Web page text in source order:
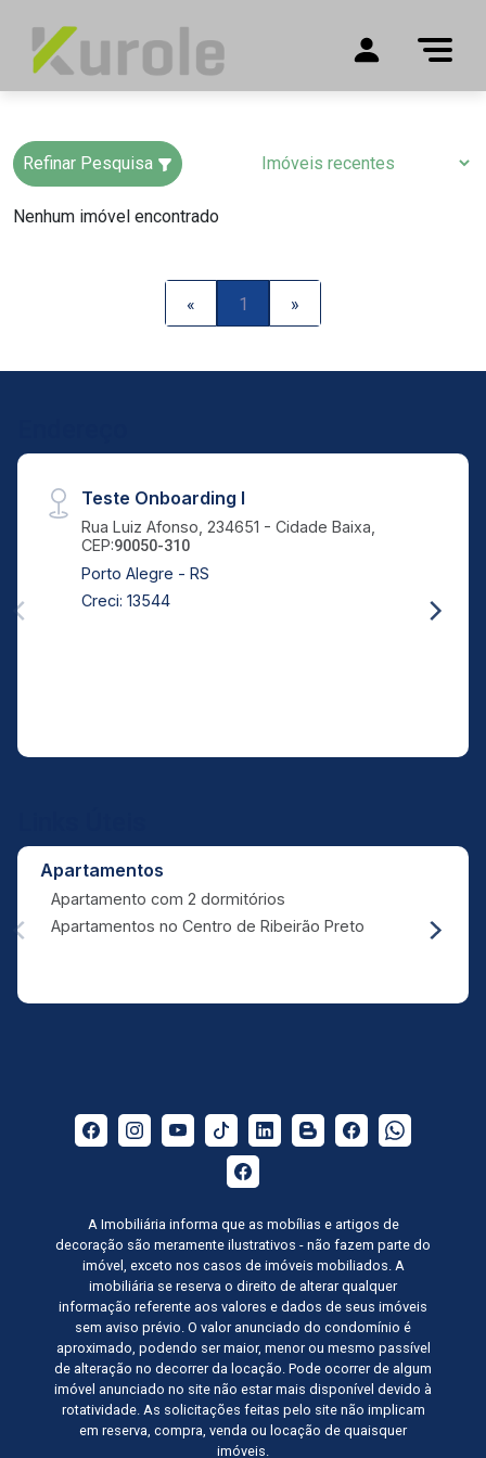
Refinar Pesquisa
Nenhum imóvel encontrado
« 1 »
Teste Onboarding I
Rua Luiz Afonso, 234651 - Cidade Baixa,
CEP:90050-310
Porto Alegre - RS
Creci: 13544
Apartamentos
Apartamento com 2 dormitórios
Apartamentos no Centro de Ribeirão Preto
A Imobiliária informa que as mobílias e artigos de
decoração são meramente ilustrativos - não fazem parte do
imóvel, exceto nos casos de imóveis mobiliados. A
imobiliária se reserva o direito de alterar qualquer
informação referente aos valores e dados de seus imóveis
sem aviso prévio. O valor anunciado do condomínio é
aproximado, podendo ser maior, menor ou mesmo passível
de alteração no decorrer da locação. Pode ocorrer de algum
imóvel anunciado no site não estar mais disponível devido à
rotatividade. As solicitações feitas pelo site não implicam
em reserva, compra, venda ou locação de quaisquer
imóveis.